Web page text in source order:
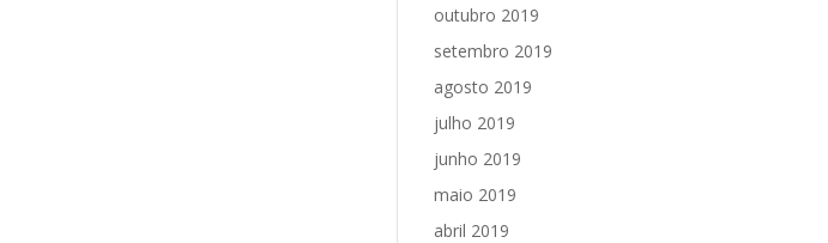
outubro 2019
setembro 2019
agosto 2019
julho 2019
junho 2019
maio 2019
abril 2019